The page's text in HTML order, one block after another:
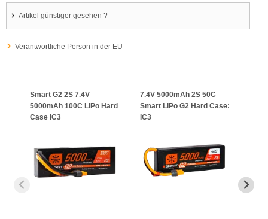
Artikel günstiger gesehen ?
Verantwortliche Person in der EU
Smart G2 2S 7.4V
5000mAh 100C LiPo Hard
Case IC3
7.4V 5000mAh 2S 50C
Smart LiPo G2 Hard Case:
IC3